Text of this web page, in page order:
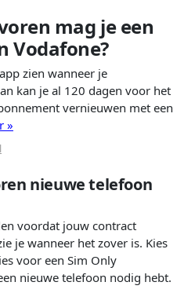
mag je een
Vodafone?
zien wanneer je
kan je al 120 dagen voor het
vernieuwen met een
»
nieuwe telefoon
voordat jouw contract
je wanneer het zover is. Kies
voor een Sim Only
nieuwe telefoon nodig hebt.